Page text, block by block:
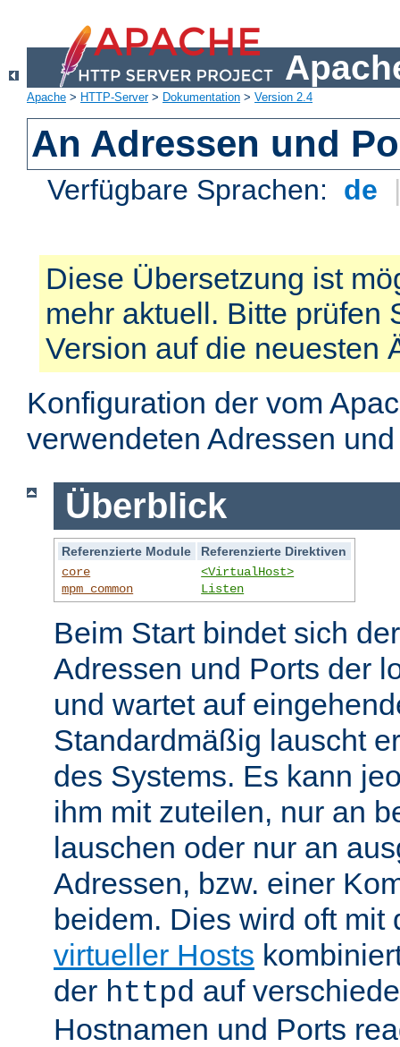
Apache > HTTP-Server> Dokumentation > Version 2.4
An Adressen und
Verfügbare Sprachen: de
Diese Übersetzung ist
mehr aktuell. Bitte prüfen
Version auf die neuesten
Konfiguration der vom
verwendeten Adressen
Überblick
Referenzierte Module
Referenzierte Direktiven
core
mpm_common
<VirtualHost>
Listen
Beim Start bindet sich
Adressen und Ports der
und wartet auf
Standardmäßig lauscht
des Systems. Es kann
ihm mit zuteilen, nur an
lauschen oder nur an
Adressen, bzw. einer
beidem. Dies wird oft mit
virtueller Hosts
der httpd auf
Hostnamen und Ports